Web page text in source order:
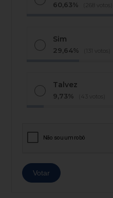
60,63% (268 votos)
Sim
29,64% (131 votos)
Talvez
9,73% (43 votos)